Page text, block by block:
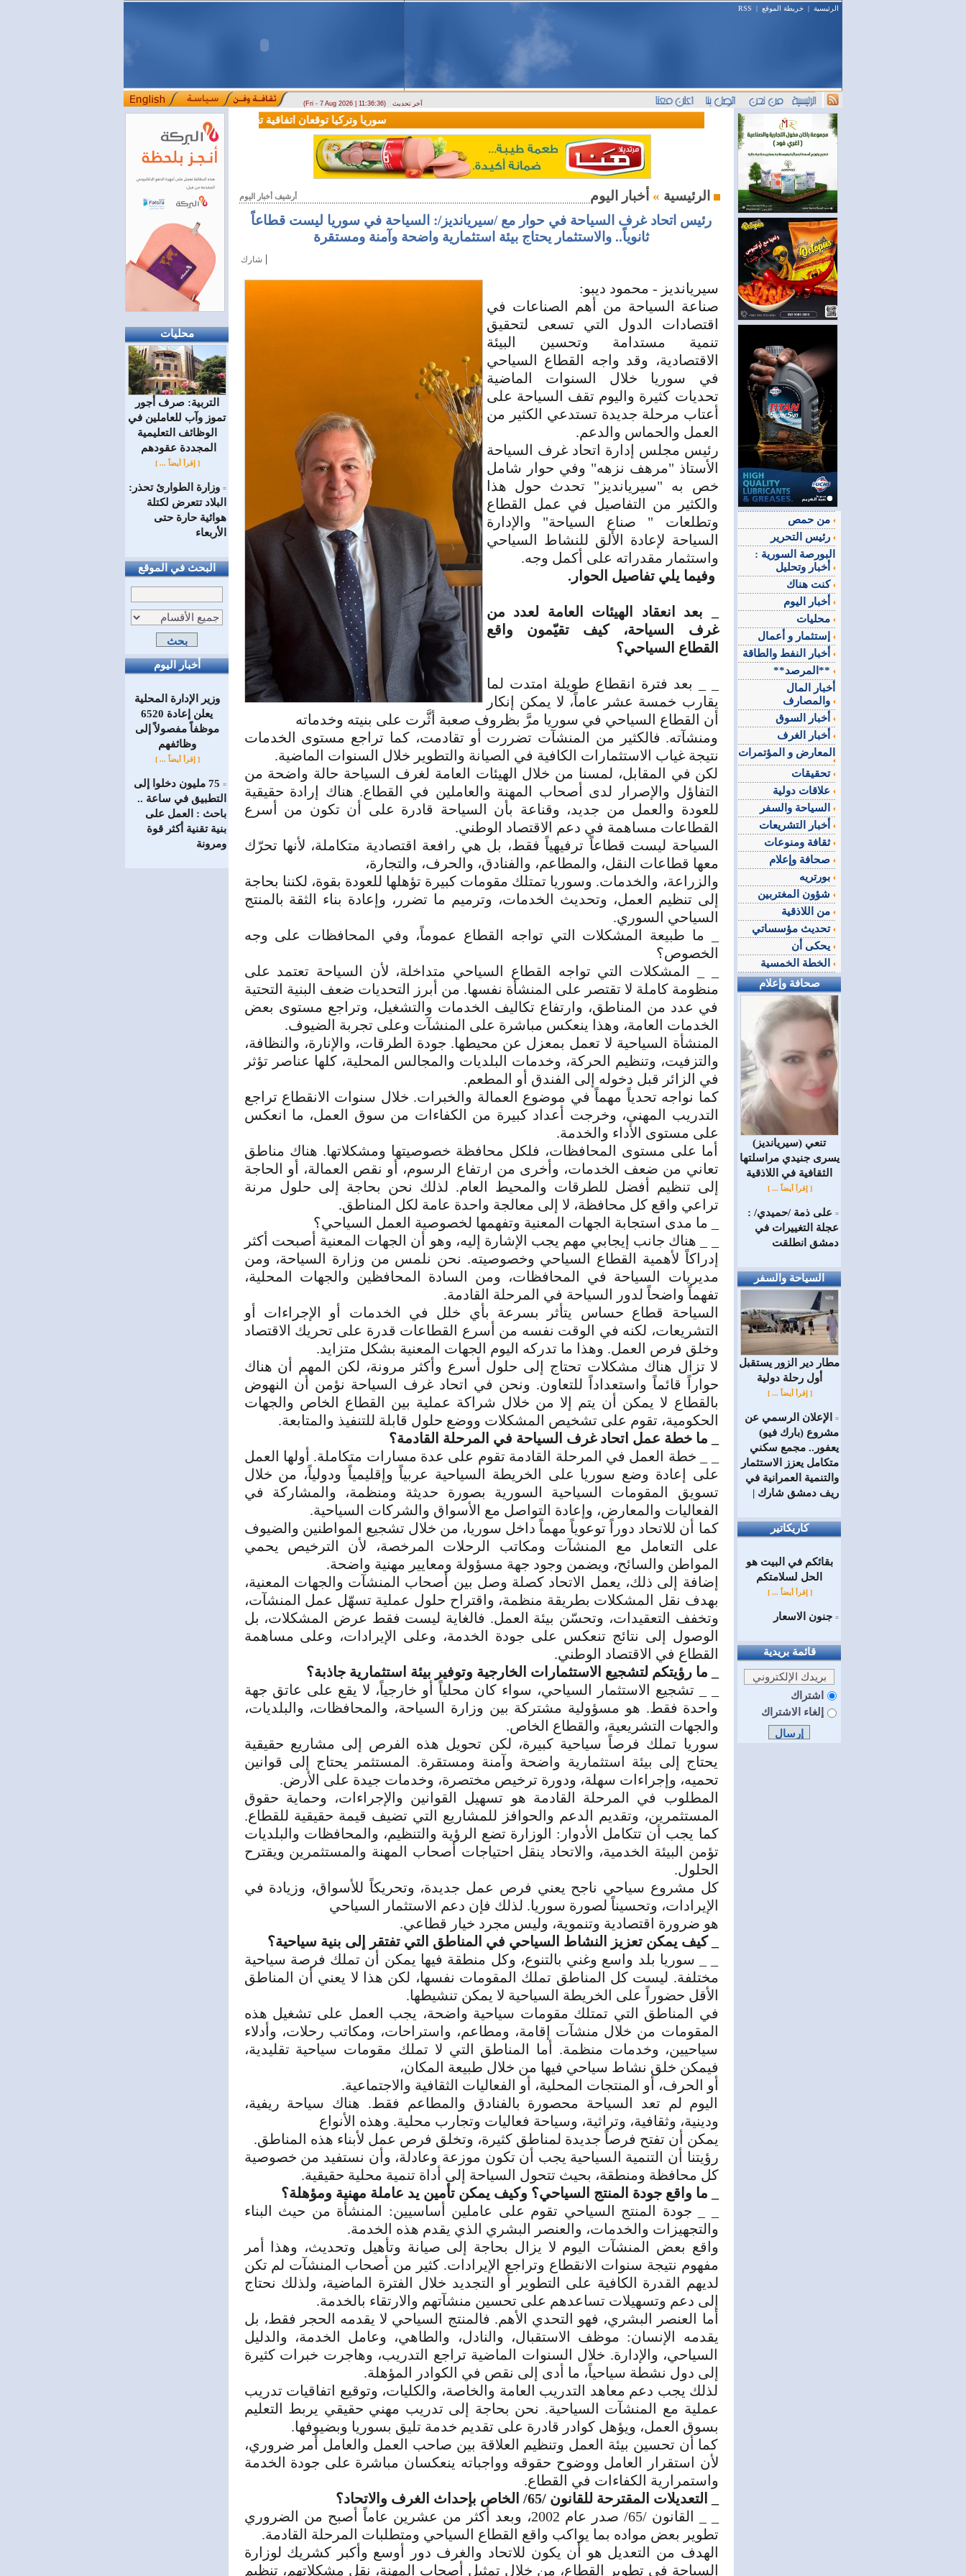
الرئيسية | خريطة الموقع |
RSS
(Fri - 7 Aug 2026 | 11:36:36) آخر تحديث
محليات
التربية: صرف أجور
تموز وآب للعاملين في
الوظائف ‏التعليمية
المجددة عقودهم ‏
[ إقرأ أيضاً ... ]
= وزارة الطوارئ تحذر:
البلاد تتعرض لكتلة
هوائية حارة حتى
الأربعاء
البحث في الموقع
أخبار اليوم
وزير الإدارة المحلية
يعلن إعادة 6520
موظفاً مفصولاً إلى
‏وظائفهم
[ إقرأ أيضاً ... ]
=
75 مليون دخلوا إلى
التطبيق في ساعة ..
باحث : العمل على
بنية تقنية أكثر قوة
ومرونة
سوريا وتركيا توقعان اتفاقية تعاون في مجالي التعليم العالي والبحث العلمي
أرشيف أخبار اليوم الرئيسية »
رئيس اتحاد غرف السياحة في حوار مع /سيريانديز/: السياحة في سوريا ليست قطاعاً
ثانوياً.. والاستثمار يحتاج بيئة استثمارية واضحة وآمنة ومستقرة
شارك |
سيريانديز - محمود ديبو:
صناعة السياحة من أهم الصناعات في
اقتصادات الدول التي تسعى لتحقيق
تنمية مستدامة وتحسين البيئة
الاقتصادية، وقد واجه القطاع السياحي
في سوريا خلال السنوات الماضية
تحديات كثيرة واليوم تقف السياحة على
أعتاب مرحلة جديدة تستدعي الكثير من
العمل والحماس والدعم.
رئيس مجلس إدارة اتحاد غرف السياحة
الأستاذ "مرهف نزهه" وفي حوار شامل
خص به "سيريانديز" تحدث حول هذا
والكثير من التفاصيل في عمل القطاع
وتطلعات " صناع السياحة" والإدارة
السياحة لإعادة الألق للنشاط السياحي
واستثمار مقدراته على أكمل وجه.
وفيما يلي تفاصيل الحوار.
_ بعد انعقاد الهيئات العامة لعدد من
غرف السياحة، كيف تقيّمون واقع
القطاع السياحي؟
_ _ بعد فترة انقطاع طويلة امتدت لما
يقارب خمسة عشر عاماً، لا يمكن إنكار
أن القطاع السياحي في سوريا مرَّ بظروف صعبة أثَّرت على بنيته وخدماته
ومنشآته. فالكثير من المنشآت تضررت أو تقادمت، كما تراجع مستوى الخدمات
نتيجة غياب الاستثمارات الكافية في الصيانة والتطوير خلال السنوات الماضية.
لكن في المقابل، لمسنا من خلال الهيئات العامة لغرف السياحة حالة واضحة من
التفاؤل والإصرار لدى أصحاب المهنة والعاملين في القطاع. هناك إرادة حقيقية
للعودة والعمل من جديد، وقناعة بأن السياحة قادرة على أن تكون من أسرع
القطاعات مساهمة في دعم الاقتصاد الوطني.
السياحة ليست قطاعاً ترفيهياً فقط، بل هي رافعة اقتصادية متكاملة، لأنها تحرّك
معها قطاعات النقل، والمطاعم، والفنادق، والحرف، والتجارة،
والزراعة، والخدمات. وسوريا تمتلك مقومات كبيرة تؤهلها للعودة بقوة، لكننا بحاجة
إلى تنظيم العمل، وتحديث الخدمات، وترميم ما تضرر، وإعادة بناء الثقة بالمنتج
السياحي السوري.
_ ما طبيعة المشكلات التي تواجه القطاع عموماً، وفي المحافظات على وجه
الخصوص؟
_ _ المشكلات التي تواجه القطاع السياحي متداخلة، لأن السياحة تعتمد على
منظومة كاملة لا تقتصر على المنشأة نفسها. من أبرز التحديات ضعف البنية التحتية
في عدد من المناطق، وارتفاع تكاليف الخدمات والتشغيل، وتراجع مستوى بعض
الخدمات العامة، وهذا ينعكس مباشرة على المنشآت وعلى تجربة الضيوف.
المنشأة السياحية لا تعمل بمعزل عن محيطها. جودة الطرقات، والإنارة، والنظافة،
والتزفيت، وتنظيم الحركة، وخدمات البلديات والمجالس المحلية، كلها عناصر تؤثر
في الزائر قبل دخوله إلى الفندق أو المطعم.
كما نواجه تحدياً مهماً في موضوع العمالة والخبرات. خلال سنوات الانقطاع تراجع
التدريب المهني، وخرجت أعداد كبيرة من الكفاءات من سوق العمل، ما انعكس
على مستوى الأداء والخدمة.
أما على مستوى المحافظات، فلكل محافظة خصوصيتها ومشكلاتها. هناك مناطق
تعاني من ضعف الخدمات، وأخرى من ارتفاع الرسوم، أو نقص
العمالة، أو الحاجة
إلى تنظيم أفضل للطرقات والمحيط العام. لذلك نحن بحاجة إلى حلول مرنة
تراعي واقع كل محافظة، لا إلى معالجة واحدة عامة لكل المناطق.
_ ما مدى استجابة الجهات المعنية وتفهمها لخصوصية العمل السياحي؟
_ _ هناك جانب إيجابي مهم يجب الإشارة إليه، وهو أن الجهات المعنية أصبحت أكثر
إدراكاً لأهمية القطاع السياحي وخصوصيته. نحن نلمس من وزارة السياحة، ومن
مديريات السياحة في المحافظات، ومن السادة المحافظين والجهات المحلية،
تفهماً واضحاً لدور السياحة في المرحلة القادمة.
السياحة قطاع حساس يتأثر بسرعة بأي خلل في الخدمات أو الإجراءات أو
التشريعات، لكنه في الوقت نفسه من أسرع القطاعات قدرة على تحريك الاقتصاد
وخلق فرص العمل. وهذا ما تدركه اليوم الجهات المعنية بشكل متزايد.
لا تزال هناك مشكلات تحتاج إلى حلول أسرع وأكثر مرونة، لكن المهم أن هناك
حواراً قائماً واستعداداً للتعاون. ونحن في اتحاد غرف السياحة نؤمن
أن النهوض
بالقطاع لا يمكن أن يتم إلا من خلال شراكة عملية بين القطاع الخاص والجهات
الحكومية، تقوم على تشخيص المشكلات ووضع حلول قابلة للتنفيذ والمتابعة.
_ ما خطة عمل اتحاد غرف السياحة في المرحلة القادمة؟
_ _ خطة العمل في المرحلة القادمة تقوم على عدة مسارات متكاملة. أولها العمل
على إعادة وضع سوريا على الخريطة السياحية عربياً وإقليمياً ودولياً، من خلال
تسويق المقومات السياحية السورية بصورة حديثة ومنظمة، والمشاركة في
الفعاليات والمعارض، وإعادة التواصل مع الأسواق والشركات السياحية.
كما أن للاتحاد دوراً توعوياً مهماً داخل سوريا، من خلال تشجيع المواطنين والضيوف
على التعامل مع المنشآت ومكاتب الرحلات المرخصة، لأن الترخيص يحمي
المواطن والسائح، ويضمن وجود جهة مسؤولة ومعايير مهنية واضحة.
إضافة إلى ذلك، يعمل الاتحاد كصلة وصل بين أصحاب المنشآت والجهات المعنية،
بهدف نقل المشكلات بطريقة منظمة، واقتراح حلول عملية تسهّل عمل المنشآت،
وتخفف التعقيدات، وتحسّن بيئة العمل. فالغاية ليست فقط عرض المشكلات، بل
الوصول إلى نتائج تنعكس على جودة الخدمة، وعلى
الإيرادات، وعلى مساهمة
القطاع في الاقتصاد الوطني.
_ ما رؤيتكم لتشجيع الاستثمارات الخارجية وتوفير بيئة استثمارية جاذبة؟
_ _ تشجيع الاستثمار السياحي، سواء كان محلياً أو خارجياً، لا يقع على عاتق جهة
واحدة فقط. هو مسؤولية مشتركة بين وزارة السياحة، والمحافظات، والبلديات،
والجهات التشريعية، والقطاع الخاص.
سوريا تملك فرصاً سياحية كبيرة، لكن تحويل هذه الفرص إلى مشاريع حقيقية
يحتاج إلى بيئة استثمارية واضحة وآمنة ومستقرة. المستثمر يحتاج إلى قوانين
تحميه، وإجراءات سهلة، ودورة ترخيص مختصرة، وخدمات جيدة على الأرض.
المطلوب في المرحلة القادمة هو تسهيل القوانين والإجراءات، وحماية حقوق
المستثمرين، وتقديم الدعم والحوافز للمشاريع التي تضيف قيمة حقيقية للقطاع.
كما يجب أن تتكامل الأدوار: الوزارة تضع الرؤية والتنظيم، والمحافظات والبلديات
تؤمن البيئة الخدمية، والاتحاد ينقل احتياجات أصحاب
المهنة والمستثمرين ويقترح
الحلول.
كل مشروع سياحي ناجح يعني فرص عمل جديدة، وتحريكاً للأسواق، وزيادة في
الإيرادات، وتحسيناً لصورة سوريا. لذلك فإن دعم الاستثمار السياحي
هو ضرورة اقتصادية وتنموية، وليس مجرد خيار قطاعي.
_ كيف يمكن تعزيز النشاط السياحي في المناطق التي تفتقر إلى بنية سياحية؟
_ _ سوريا بلد واسع وغني بالتنوع، وكل منطقة فيها يمكن أن تملك فرصة سياحية
مختلفة. ليست كل المناطق تملك المقومات نفسها، لكن هذا لا يعني أن
المناطق
الأقل حضوراً على الخريطة السياحية لا يمكن تنشيطها.
في المناطق التي تمتلك مقومات سياحية واضحة، يجب العمل على تشغيل هذه
المقومات من خلال منشآت إقامة، ومطاعم، واستراحات، ومكاتب رحلات، وأدلاء
سياحيين، وخدمات منظمة. أما المناطق التي لا تملك مقومات سياحية تقليدية،
فيمكن خلق نشاط سياحي فيها من خلال طبيعة المكان،
أو الحرف، أو المنتجات المحلية، أو الفعاليات الثقافية والاجتماعية.
اليوم لم تعد السياحة محصورة بالفنادق والمطاعم فقط. هناك سياحة ريفية،
ودينية، وثقافية، وتراثية، وسياحة فعاليات وتجارب محلية. وهذه الأنواع
يمكن أن تفتح فرصاً جديدة لمناطق كثيرة، وتخلق فرص عمل لأبناء هذه المناطق.
رؤيتنا أن التنمية السياحية يجب أن تكون موزعة وعادلة، وأن نستفيد من خصوصية
كل محافظة ومنطقة، بحيث تتحول السياحة إلى أداة تنمية محلية حقيقية.
_ ما واقع جودة المنتج السياحي؟ وكيف يمكن تأمين يد عاملة مهنية ومؤهلة؟
_ _ جودة المنتج السياحي تقوم على عاملين أساسيين: المنشأة من حيث البناء
والتجهيزات والخدمات، والعنصر البشري الذي يقدم هذه الخدمة.
واقع بعض المنشآت اليوم لا يزال بحاجة إلى صيانة وتأهيل وتحديث، وهذا أمر
مفهوم نتيجة سنوات الانقطاع وتراجع الإيرادات. كثير من أصحاب المنشآت لم تكن
لديهم القدرة الكافية على التطوير أو التجديد خلال الفترة الماضية، ولذلك نحتاج
إلى دعم وتسهيلات تساعدهم على تحسين منشآتهم والارتقاء بالخدمة.
أما العنصر البشري، فهو التحدي الأهم. فالمنتج السياحي لا يقدمه الحجر فقط، بل
يقدمه الإنسان: موظف الاستقبال، والنادل، والطاهي، وعامل الخدمة، والدليل
السياحي، والإدارة. خلال السنوات الماضية تراجع التدريب، وهاجرت خبرات كثيرة
إلى دول نشطة سياحياً، ما أدى إلى نقص في الكوادر
المؤهلة.
لذلك يجب دعم معاهد التدريب العامة والخاصة، والكليات، وتوقيع اتفاقيات تدريب
عملية مع المنشآت السياحية. نحن بحاجة إلى تدريب مهني حقيقي يربط التعليم
بسوق العمل، ويؤهل كوادر قادرة على تقديم خدمة تليق بسوريا وبضيوفها.
كما أن تحسين بيئة العمل وتنظيم العلاقة بين صاحب العمل والعامل أمر ضروري،
لأن استقرار العامل ووضوح حقوقه وواجباته ينعكسان مباشرة على جودة الخدمة
واستمرارية الكفاءات في القطاع.
_ التعديلات المقترحة للقانون /65/ الخاص بإحداث الغرف والاتحاد؟
_ _ القانون /65/ صدر عام 2002، وبعد أكثر من عشرين عاماً أصبح من الضروري
تطوير بعض مواده بما يواكب واقع القطاع السياحي ومتطلبات المرحلة القادمة.
الهدف من التعديل هو أن يكون للاتحاد والغرف دور أوسع وأكبر كشريك لوزارة
السياحة في تطوير القطاع، من خلال تمثيل أصحاب المهنة، نقل مشكلاتهم، تنظيم
البورصة السورية :
كنت هناك
**المرصد**
أخبار المال
المعارض و المؤتمرات
تحقيقات
ثقافة ومنوعات
تحديث مؤسساتي
صحافة وإعلام
(سيريانديز) تنعي
يسرى جنيدي مراسلتها
الثقافية في اللاذقية
[ إقرأ أيضاً ... ]
= على ذمة /حميدي/ :
عجلة التغييرات في
دمشق انطلقت
السياحة والسفر
مطار دير الزور يستقبل
أول رحلة دولية
[ إقرأ أيضاً ... ]
=
الإعلان الرسمي عن
مشروع (بارك فيو)
يعفور.. مجمع سكني
متكامل يعزز الاستثمار
والتنمية العمرانية في
ريف دمشق شارك |
كاريكاتير
بقائكم في البيت هو
الحل لسلامتكم
[ إقرأ أيضاً ... ]
= جنون الاسعار
قائمة بريدية
اشتراك
إلغاء الاشتراك